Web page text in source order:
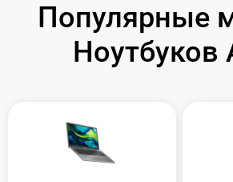
Популярные
Ноутбуков